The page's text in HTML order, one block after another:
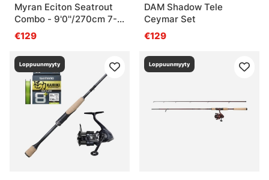
Myran Eciton Seatrout
Combo - 9'0''/270cm 7-
28g
€129
DAM Shadow Tele
Ceymar Set
€129
Loppuunmyyty Loppuunmyyty